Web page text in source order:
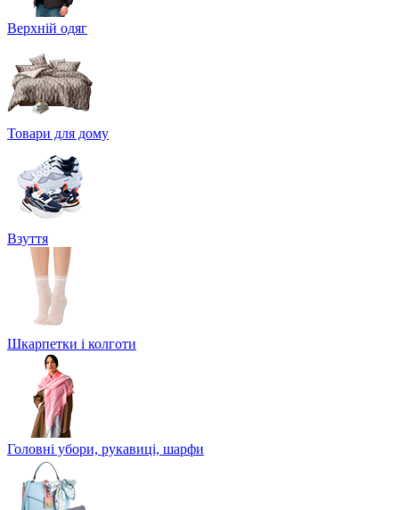
Верхній одяг
Товари для дому
Взуття
Шкарпетки і колготи
Головні убори, рукавиці, шарфи